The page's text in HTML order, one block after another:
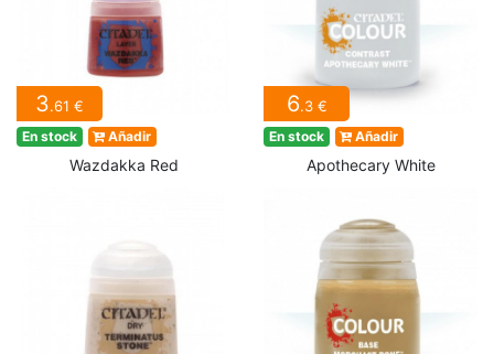
3.61 €
En stock Añadir
Wazdakka Red
6.3 €
En stock Añadir
Apothecary White